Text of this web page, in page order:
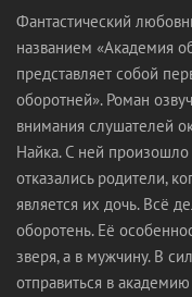
Фантастический
названием «Академия
представляет собой
оборотней». Роман
внимания слушателей
Найка. С ней
отказались родители,
является их дочь. Всё
оборотень. Её
зверя, а в мужчину. В
отправиться в